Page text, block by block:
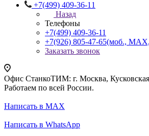
+7(499) 409-36-11
Назад
Телефоны
+7(499) 409-36-11
+7(926) 805-47-65(моб.,
Заказать звонок
Офис СтанкоТИМ: г. Москва,
Работаем по всей России.
Написать в MAX
Написать в WhatsApp